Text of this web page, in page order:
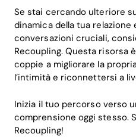
Se stai cercando ulteriore
dinamica della tua
conversazioni cruciali,
Recoupling. Questa risorsa
coppie a migliorare la
l’intimità e riconnettersi a
Inizia il tuo percorso verso
comprensione oggi stesso.
Recoupling!